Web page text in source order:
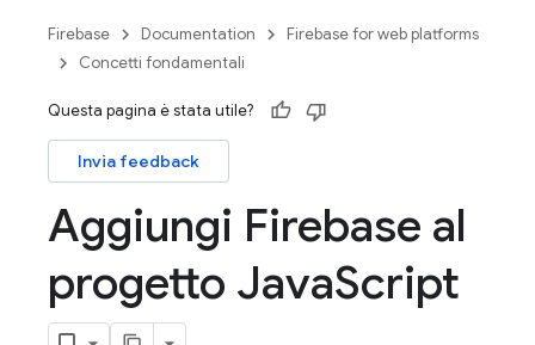
Firebase Documentation
Firebase for web platforms
Concetti fondamentali
Questa pagina è stata utile?
Invia feedback
Aggiungi Firebase al
progetto JavaScript